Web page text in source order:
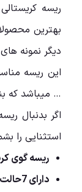
ریسه
بهترین
دیگر نمونه
این ریسه
… میباشد که
اگر بدنبال
استثنایی را
ریسه گوی
دارای 7حالت رقص نور+ثابت